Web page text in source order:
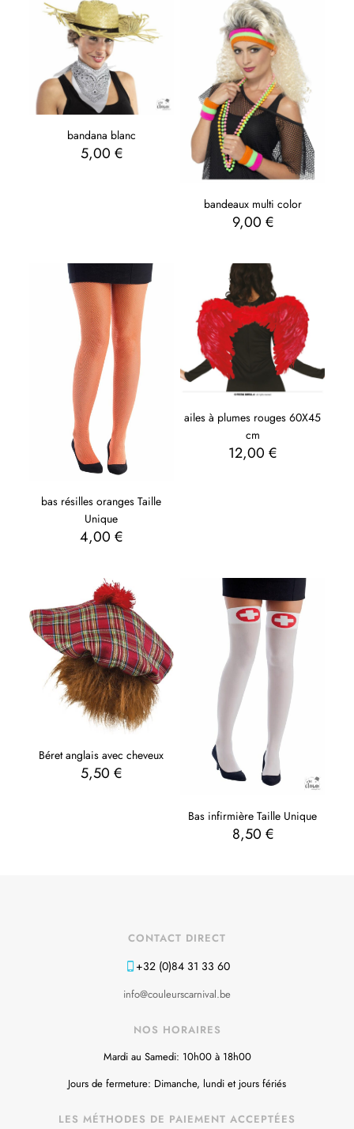
bandana blanc
5,00 €
bandeaux multi color
9,00 €
bas résilles oranges Taille
Unique
4,00€
ailes à plumes rouges 60X45
cm
12,00 €
Béret anglais avec cheveux
5,50€
Bas infirmière Taille Unique
8,50 €
CONTACT DIRECT
+32 (0)84 31 33 60
info@couleurscarnival.be
NOS HORAIRES
Mardi au Samedi: 10h00 à 18h00
Jours de fermeture: Dimanche, lundi et jours fériés
LES MÉTHODES DE PAIEMENT ACCEPTÉES